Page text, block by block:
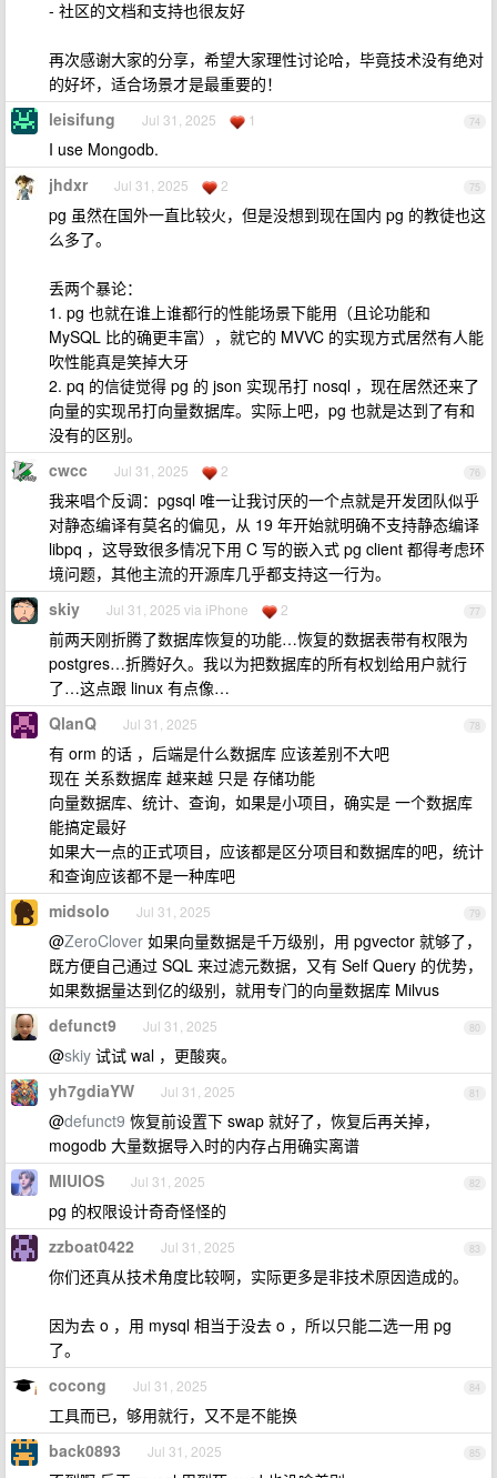
- 社区的文档和支持也很友好
再次感谢大家的分享，希望大家理性讨论哈，毕竟技术没有绝对
的好坏，适合场景才是最重要的！
74
leisifung Jul 31, 2025 1
I use Mongodb.
75
jhdxr Jul 31, 2025 2
pg 虽然在国外一直比较火，但是没想到现在国内 pg 的教徒也这
么多了。
丢两个暴论：
1. pg 也就在谁上谁都行的性能场景下能用（且论功能和
MySQL 比的确更丰富），就它的 MVVC 的实现方式居然有人能
吹性能真是笑掉大牙
2. pq 的信徒觉得 pg 的 json 实现吊打 nosql ，现在居然还来了
向量的实现吊打向量数据库。实际上吧，pg 也就是达到了有和
没有的区别。
76
cwcc Jul 31, 2025 2
我来唱个反调：pgsql 唯一让我讨厌的一个点就是开发团队似乎
对静态编译有莫名的偏见，从 19 年开始就明确不支持静态编译
libpq ，这导致很多情况下用 C 写的嵌入式 pg client 都得考虑环
境问题，其他主流的开源库几乎都支持这一行为。
77
skiy Jul 31, 2025 via iPhone 2
前两天刚折腾了数据库恢复的功能…恢复的数据表带有权限为
postgres…折腾好久。我以为把数据库的所有权划给用户就行
了…这点跟 linux 有点像…
78
QlanQ Jul 31, 2025
有 orm 的话 ，后端是什么数据库 应该差别不大吧
现在 关系数据库 越来越 只是 存储功能
向量数据库、统计、查询，如果是小项目，确实是 一个数据库
能搞定最好
如果大一点的正式项目，应该都是区分项目和数据库的吧，统计
和查询应该都不是一种库吧
79
midsolo Jul 31, 2025
@ZeroClover 如果向量数据是千万级别，用 pgvector 就够了，
既方便自己通过 SQL 来过滤元数据，又有 Self Query 的优势，
如果数据量达到亿的级别，就用专门的向量数据库 Milvus
80
defunct9 Jul 31, 2025
@skiy 试试 wal ，更酸爽。
81
yh7gdiaYW Jul 31, 2025
@defunct9 恢复前设置下 swap 就好了，恢复后再关掉，
mogodb 大量数据导入时的内存占用确实离谱
82
MIUIOS Jul 31, 2025
pg 的权限设计奇奇怪怪的
83
zzboat0422 Jul 31, 2025
你们还真从技术角度比较啊，实际更多是非技术原因造成的。
因为去 o ，用 mysql 相当于没去 o ，所以只能二选一用 pg
了。
84
cocong Jul 31, 2025
工具而已，够用就行，又不是不能换
85
back0893 Jul 31, 2025